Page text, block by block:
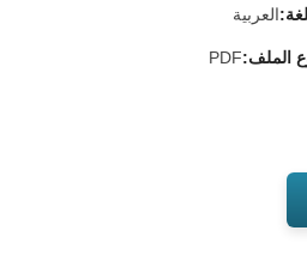
العربية
الملف:PDF